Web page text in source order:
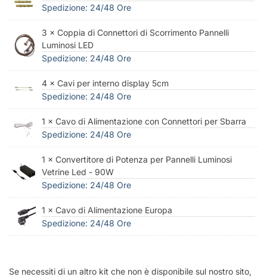
Spedizione: 24/48 Ore
3 × Coppia di Connettori di Scorrimento Pannelli
Luminosi LED
Spedizione: 24/48 Ore
4 × Cavi per interno display 5cm
Spedizione: 24/48 Ore
1 × Cavo di Alimentazione con Connettori per Sbarra
Spedizione: 24/48 Ore
1 × Convertitore di Potenza per Pannelli Luminosi
Vetrine Led - 90W
Spedizione: 24/48 Ore
1 × Cavo di Alimentazione Europa
Spedizione: 24/48 Ore
Se necessiti di un altro kit che non è disponibile sul nostro sito,